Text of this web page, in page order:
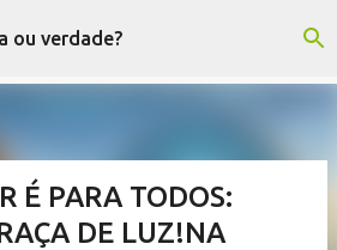
o conteúdo principal
ou verdade?
É PARA TODOS:
DE LUZ!NA